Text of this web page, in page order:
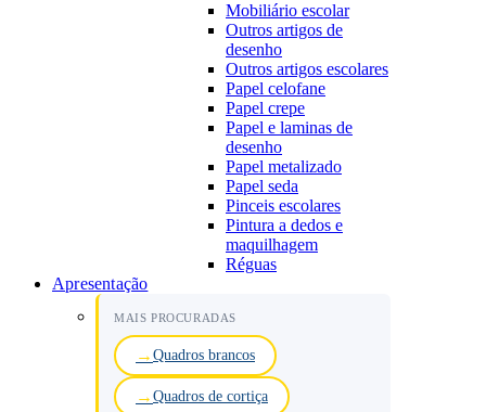
Mobiliário escolar
Outros artigos de
desenho
Outros artigos escolares
Papel celofane
Papel crepe
Papel e laminas de
desenho
Papel metalizado
Papel seda
Pinceis escolares
Pintura a dedos e
maquilhagem
Réguas
Apresentação
MAIS PROCURADAS
Quadros brancos
Quadros de cortiça